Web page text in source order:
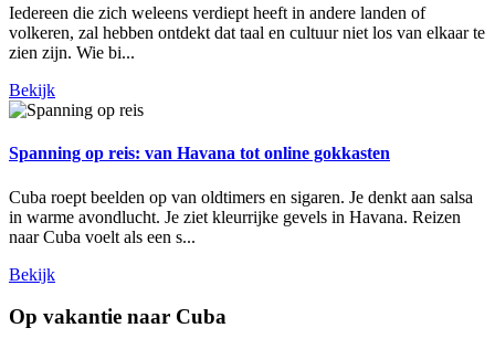
Iedereen die zich weleens verdiept heeft in andere landen of
volkeren, zal hebben ontdekt dat taal en cultuur niet los van elkaar te
zien zijn. Wie bi...
Bekijk
Spanning op reis: van Havana tot online gokkasten
Cuba roept beelden op van oldtimers en sigaren. Je denkt aan salsa
in warme avondlucht. Je ziet kleurrijke gevels in Havana. Reizen
naar Cuba voelt als een s...
Bekijk
Op vakantie naar Cuba